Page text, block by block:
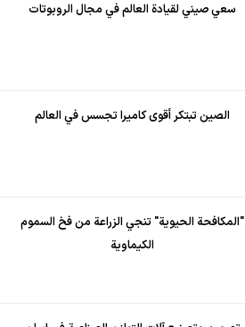
سعي صيني لقيادة العالم في مجال الروبوتات
الصين تبتكر أقوى كاميرا تجسس في العالم
"المكافحة الحيوية" تنجي الزراعة من فخ السموم
الكيماوية